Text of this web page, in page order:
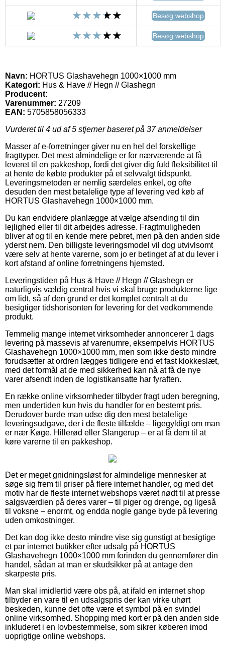
Besøg webshop
Besøg webshop
Navn: HORTUS Glashavehegn 1000×1000 mm
Kategori: Hus & Have // Hegn // Glashegn
Producent:
Varenummer: 27209
EAN: 5705858056333
Vurderet til 4 ud af 5 stjerner baseret på 37anmeldelser
Masser af e-forretninger giver nu en hel del forskellige
fragttyper. Det mest almindelige er for nærværende at få
leveret til en pakkeshop, fordi det giver dig fuld fleksibilitet til
at hente de købte produkter på et selvvalgt tidspunkt.
Leveringsmetoden er nemlig særdeles enkel, og ofte
desuden den mest betalelige type af levering ved køb af
HORTUS Glashavehegn 1000×1000 mm.
Du kan endvidere planlægge at vælge afsending til din
lejlighed eller til dit arbejdes adresse. Fragtmuligheden
bliver af og til en kende mere pebret, men på den anden side
yderst nem. Den billigste leveringsmodel vil dog utvivlsomt
være selv at hente varerne, som jo er betinget af at du lever i
kort afstand af online forretningens hjemsted.
Leveringstiden på Hus & Have // Hegn // Glashegn er
naturligvis vældig central hvis vi skal bruge produkterne lige
om lidt, så af den grund er det komplet centralt at du
besigtiger tidshorisonten for levering for det vedkommende
produkt.
Temmelig mange internet virksomheder annoncerer 1 dags
levering på massevis af varenumre, eksempelvis HORTUS
Glashavehegn 1000×1000 mm, men som ikke desto mindre
forudsætter at ordren lægges tidligere end et fast klokkeslæt,
med det formål at de med sikkerhed kan nå at få de nye
varer afsendt inden de logistikansatte har fyraften.
En række online virksomheder tilbyder fragt uden beregning,
men undertiden kun hvis du handler for en bestemt pris.
Derudover burde man udse dig den mest betalelige
leveringsudgave, der i de fleste tilfælde – ligegyldigt om man
er nær Køge, Hillerød eller Slangerup – er at få dem til at
køre varerne til en pakkeshop.
Det er meget gnidningsløst for almindelige mennesker at
søge sig frem til priser på flere internet handler, og med det
motiv har de fleste internet webshops været nødt til at presse
salgsværdien på deres varer – til piger og drenge, og ligeså
til voksne – enormt, og endda nogle gange byde på levering
uden omkostninger.
Det kan dog ikke desto mindre vise sig gunstigt at besigtige
et par internet butikker efter udsalg på HORTUS
Glashavehegn 1000×1000 mm forinden du gennemfører din
handel, sådan at man er skudsikker på at antage den
skarpeste pris.
Man skal imidlertid være obs på, at ifald en internet shop
tilbyder en vare til en udsalgspris der kan virke uhørt
beskeden, kunne det ofte være et symbol på en svindel
online virksomhed. Shopping med kort er på den anden side
inkluderet i en lovbestemmelse, som sikrer køberen imod
uoprigtige online webshops.